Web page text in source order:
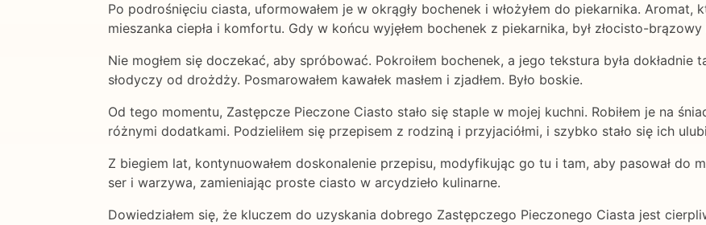
Po podrośnięciu ciasta, uformowałem je w okrągły bochenek i włożyłem do piekarnika. Aromat,
mieszanka ciepła i komfortu. Gdy w końcu wyjęłem bochenek z piekarnika, był złocisto-
Nie mogłem się doczekać, aby spróbować. Pokroiłem bochenek, a jego tekstura była
słodyczy od drożdży. Posmarowałem kawałek masłem i zjadłem. Było boskie.
Od tego momentu, Zastępcze Pieczone Ciasto stało się staple w mojej kuchni. Robiłem je na
różnymi dodatkami. Podzieliłem się przepisem z rodziną i przyjaciółmi, i szybko stało się ich
Z biegiem lat, kontynuowałem doskonalenie przepisu, modyfikując go tu i tam, aby pasował do
ser i warzywa, zamieniając proste ciasto w arcydzieło kulinarne.
Dowiedziałem się, że kluczem do uzyskania dobrego Zastępczego Pieczonego Ciasta jest